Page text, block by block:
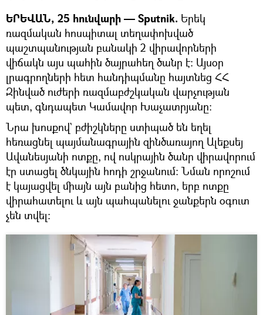
ԵՐԵՎԱՆ, 25 հունվարի — Sputnik. Երեկ
ռազմական հոսպիտալ տեղափոխված
պաշտպանության բանակի 2 վիրավորների
վիճակն այս պահին ծայրահեղ ծանր է: Այսօր
լրագրողների հետ հանդիպմանը հայտնեց ՀՀ
Զինված ուժերի ռազմաբժշկական վարչության
պետ, գնդապետ Կամավոր Խաչատրյանը:
Նրա խոսքով` բժիշկները ստիպած են եղել
հեռացնել պայմանագրային զինծառայող Ալեքսեյ
Ավանեսյանի ոտքը, ով ոսկրային ծանր վիրավորում
էր ստացել ծնկային հոդի շրջանում: Նման որոշում
է կայացվել միայն այն բանից հետո, երբ ոտքը
վիրահատելու և այն պահպանելու ջանքերն օգուտ
չեն տվել: